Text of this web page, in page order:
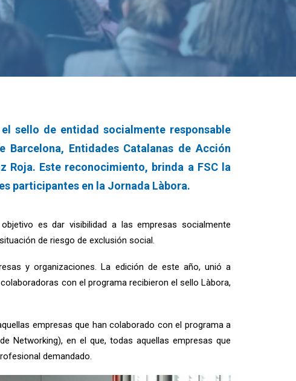
sello de entidad socialmente responsable
Entidades Catalanas de Acción
Roja. Este reconocimiento, brinda a FSC la
participantes en la Jornada Làbora.
es dar visibilidad a las empresas socialmente
de riesgo de exclusión social.
y organizaciones. La edición de este año, unió a
con el programa recibieron el sello Làbora,
empresas que han colaborado con el programa a
Networking), en el que, todas aquellas empresas que
demandado.